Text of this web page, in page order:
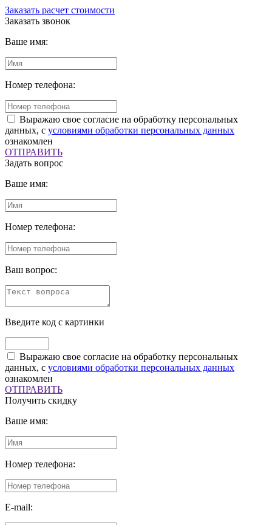
Заказать расчет стоимости
Заказать звонок
Ваше имя:
Номер телефона:
Выражаю свое согласие на обработку персональных
данных, с условиями обработки персональных данных
ознакомлен
ОТПРАВИТЬ
Задать вопрос
Ваше имя:
Номер телефона:
Ваш вопрос:
Введите код с картинки
Выражаю свое согласие на обработку персональных
данных, с условиями обработки персональных данных
ознакомлен
ОТПРАВИТЬ
Получить скидку
Ваше имя:
Номер телефона:
E-mail: